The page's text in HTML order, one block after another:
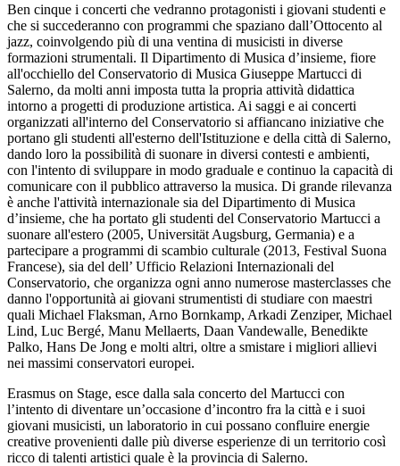
Ben cinque i concerti che vedranno protagonisti i giovani studenti e
che si succederanno con programmi che spaziano dall’Ottocento al
jazz, coinvolgendo più di una ventina di musicisti in diverse
formazioni strumentali. Il Dipartimento di Musica d’insieme, fiore
all'occhiello del Conservatorio di Musica Giuseppe Martucci di
Salerno, da molti anni imposta tutta la propria attività didattica
intorno a progetti di produzione artistica. Ai saggi e ai concerti
organizzati all'interno del Conservatorio si affiancano iniziative che
portano gli studenti all'esterno dell'Istituzione e della città di Salerno,
dando loro la possibilità di suonare in diversi contesti e ambienti,
con l'intento di sviluppare in modo graduale e continuo la capacità di
comunicare con il pubblico attraverso la musica. Di grande rilevanza
è anche l'attività internazionale sia del Dipartimento di Musica
d’insieme, che ha portato gli studenti del Conservatorio Martucci a
suonare all'estero (2005, Universität Augsburg, Germania) e a
partecipare a programmi di scambio culturale (2013, Festival Suona
Francese), sia del dell’ Ufficio Relazioni Internazionali del
Conservatorio, che organizza ogni anno numerose masterclasses che
danno l'opportunità ai giovani strumentisti di studiare con maestri
quali Michael Flaksman, Arno Bornkamp, Arkadi Zenziper, Michael
Lind, Luc Bergé, Manu Mellaerts, Daan Vandewalle, Benedikte
Palko, Hans De Jong e molti altri, oltre a smistare i migliori allievi
nei massimi conservatori europei.
Erasmus on Stage, esce dalla sala concerto del Martucci con
l’intento di diventare un’occasione d’incontro fra la città e i suoi
giovani musicisti, un laboratorio in cui possano confluire energie
creative provenienti dalle più diverse esperienze di un territorio così
ricco di talenti artistici quale è la provincia di Salerno.